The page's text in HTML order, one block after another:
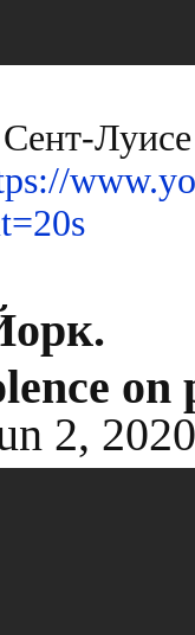
on
2, 2020